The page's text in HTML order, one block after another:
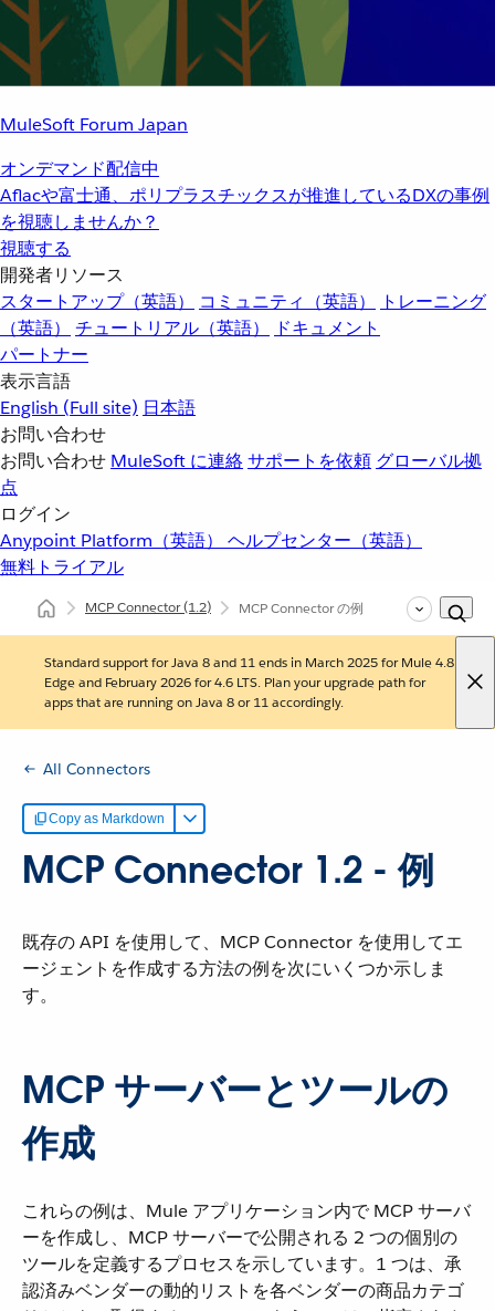
MuleSoft Forum Japan
オンデマンド配信中
Aflacや富士通、ポリプラスチックスが推進しているDXの事例
を視聴しませんか？
視聴する
開発者リソース
スタートアップ（英語）
コミュニティ（英語）
トレーニング
（英語）
チュートリアル（英語）
ドキュメント
パートナー
表示言語
English (Full site) 日本語
お問い合わせ
お問い合わせ MuleSoft に連絡サポートを依頼 グローバル拠
点
ログイン
Anypoint Platform（英語） ヘルプセンター（英語）
無料トライアル
MCP Connector(1.2) MCP Connector の例
Standard support for Java 8 and 11 ends in March 2025 for Mule 4.8
Edge and February 2026 for 4.6 LTS. Plan your upgrade path for
apps that are running on Java 8 or 11 accordingly.
All Connectors
Copy as Markdown
MCP Connector 1.2 - 例
既存の API を使用して、MCP Connector を使用してエ
ージェントを作成する方法の例を次にいくつか示しま
す。
MCP サーバーとツールの
作成
これらの例は、Mule アプリケーション内で MCP サーバ
ーを作成し、MCP サーバーで公開される 2 つの個別の
ツールを定義するプロセスを示しています。1 つは、承
認済みベンダーの動的リストを各ベンダーの商品カテゴ